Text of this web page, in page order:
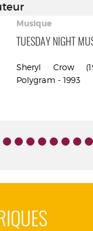
Musique
TUESDAY NIGHT
Sheryl Crow
Polygram - 1993